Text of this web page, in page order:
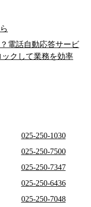
電話自動応答サービ
クして業務を効率
025-250-1030
025-250-7500
025-250-7347
025-250-6436
025-250-7048